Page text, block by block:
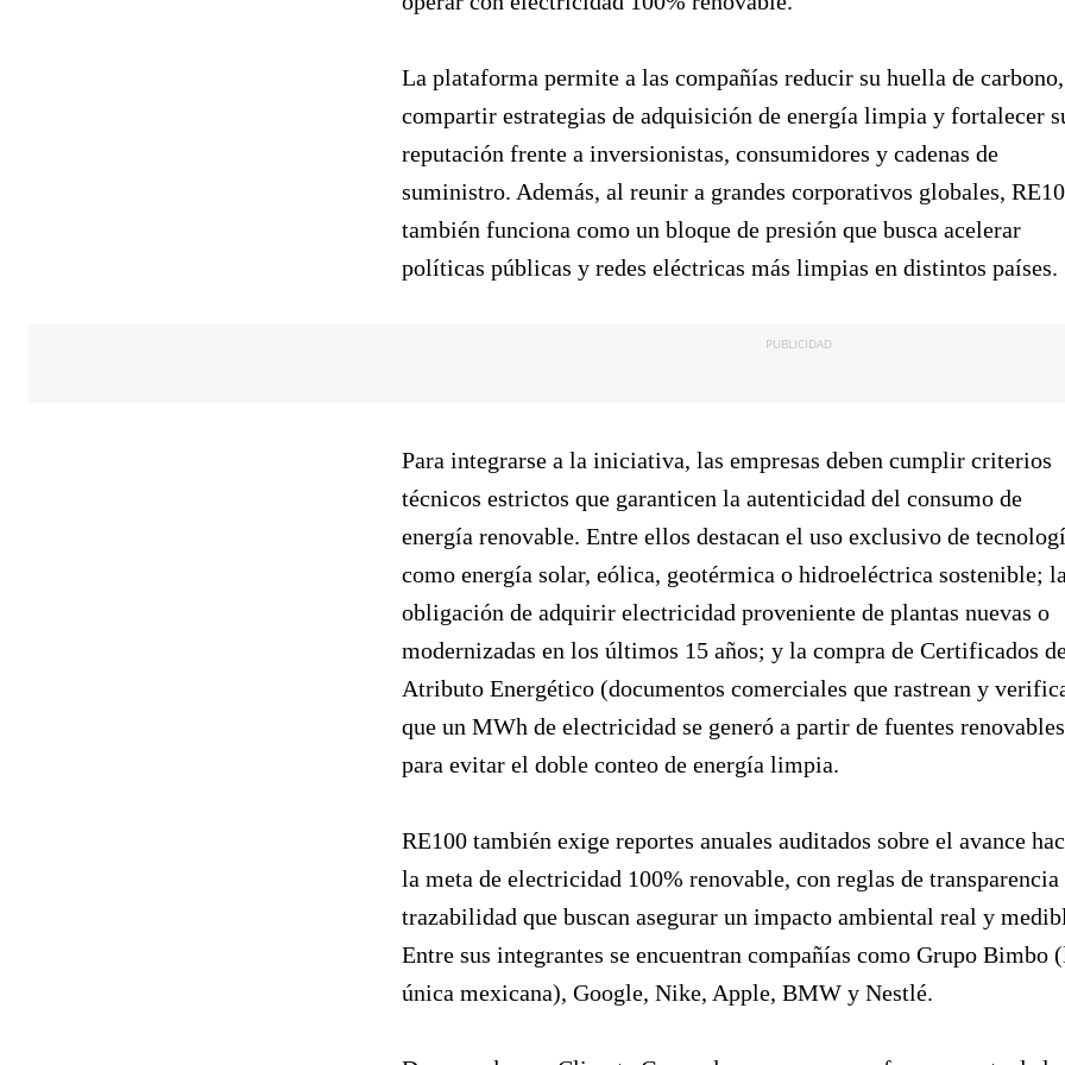
La plataforma permite a las compañías reducir su huella de carbono,
compartir estrategias de adquisición de energía limpia y fortalecer
reputación frente a inversionistas, consumidores y cadenas de
suministro. Además, al reunir a grandes corporativos globales,
también funciona como un bloque de presión que busca acelerar
políticas públicas y redes eléctricas más limpias en distintos países.
PUBLICIDAD
Para integrarse a la iniciativa, las empresas deben cumplir criterios
técnicos estrictos que garanticen la autenticidad del consumo de
energía renovable. Entre ellos destacan el uso exclusivo de
como energía solar, eólica, geotérmica o hidroeléctrica sostenible;
obligación de adquirir electricidad proveniente de plantas nuevas o
modernizadas en los últimos 15 años; y la compra de Certificados
Atributo Energético (documentos comerciales que rastrean y
que un MWh de electricidad se generó a partir de fuentes
para evitar el doble conteo de energía limpia.
RE100 también exige reportes anuales auditados sobre el avance
la meta de electricidad 100% renovable, con reglas de transparencia
trazabilidad que buscan asegurar un impacto ambiental real y
Entre sus integrantes se encuentran compañías como Grupo Bimbo
única mexicana), Google, Nike, Apple, BMW y Nestlé.